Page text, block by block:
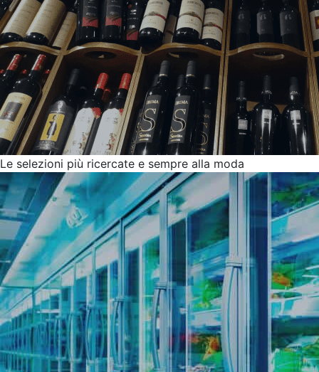
Le selezioni più ricercate e sempre alla moda